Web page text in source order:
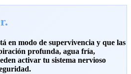
en modo de supervivencia y que las
profunda, agua fría,
activar tu sistema nervioso